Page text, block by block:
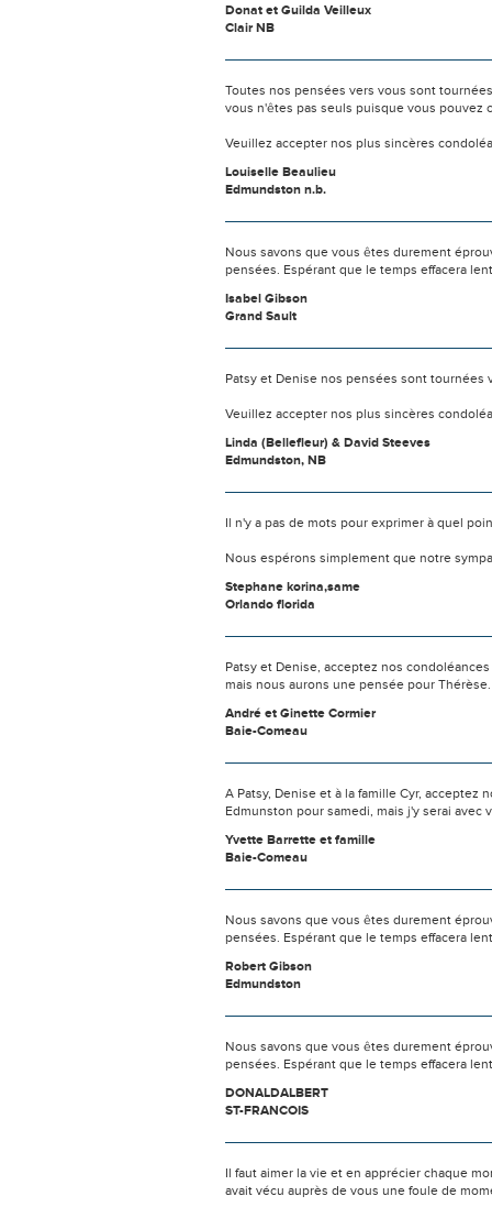
Donat et Guilda Veilleux
Clair NB
Toutes nos pensées vers vous sont
vous n'êtes pas seuls puisque vous pouvez
Veuillez accepter nos plus sincères
Louiselle Beaulieu
Edmundston n.b.
Nous savons que vous êtes durement
pensées. Espérant que le temps effacera
Isabel Gibson
Grand Sault
Patsy et Denise nos pensées sont
Veuillez accepter nos plus sincères
Linda (Bellefleur) & David Steeves
Edmundston, NB
Il n'y a pas de mots pour exprimer à quel
Nous espérons simplement que notre
Stephane korina,same
Orlando florida
Patsy et Denise, acceptez nos
mais nous aurons une pensée pour Thérèse.
André et Ginette Cormier
Baie-Comeau
A Patsy, Denise et à la famille Cyr,
Edmunston pour samedi, mais j'y serai avec
Yvette Barrette et famille
Baie-Comeau
Nous savons que vous êtes durement
pensées. Espérant que le temps effacera
Robert Gibson
Edmundston
Nous savons que vous êtes durement
pensées. Espérant que le temps effacera
DONALDALBERT
ST-FRANCOIS
Il faut aimer la vie et en apprécier chaque
avait vécu auprès de vous une foule de